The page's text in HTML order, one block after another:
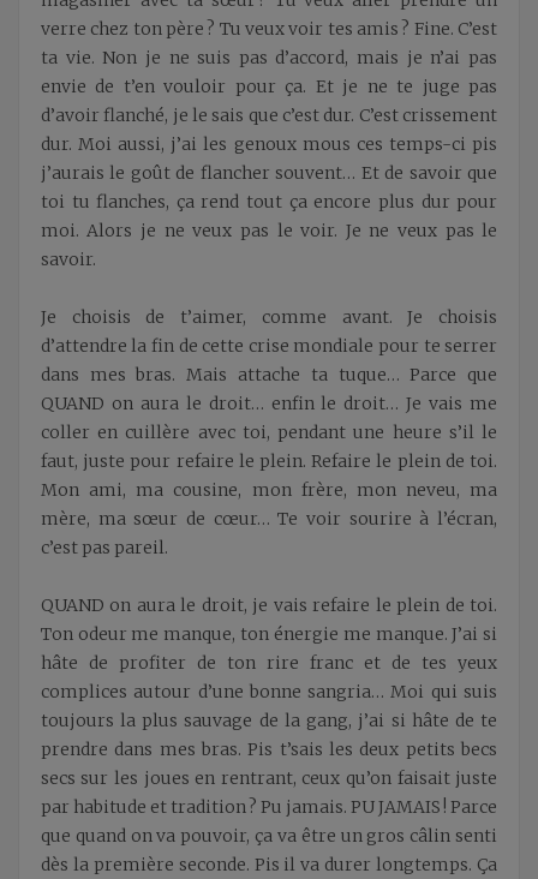
verre chez ton père ? Tu veux voir tes amis ? Fine. C’est
ta vie. Non je ne suis pas d’accord, mais je n’ai pas
envie de t’en vouloir pour ça. Et je ne te juge pas
d’avoir flanché, je le sais que c’est dur. C’est crissement
dur. Moi aussi, j’ai les genoux mous ces temps-ci pis
j’aurais le goût de flancher souvent… Et de savoir que
toi tu flanches, ça rend tout ça encore plus dur pour
moi. Alors je ne veux pas le voir. Je ne veux pas le
savoir.
Je choisis de t’aimer, comme avant. Je choisis
d’attendre la fin de cette crise mondiale pour te serrer
dans mes bras. Mais attache ta tuque… Parce que
QUAND on aura le droit… enfin le droit… Je vais me
coller en cuillère avec toi, pendant une heure s’il le
faut, juste pour refaire le plein. Refaire le plein de toi.
Mon ami, ma cousine, mon frère, mon neveu, ma
mère, ma sœur de cœur… Te voir sourire à l’écran,
c’est pas pareil.
QUAND on aura le droit, je vais refaire le plein de toi.
Ton odeur me manque, ton énergie me manque. J’ai si
hâte de profiter de ton rire franc et de tes yeux
complices autour d’une bonne sangria… Moi qui suis
toujours la plus sauvage de la gang, j’ai si hâte de te
prendre dans mes bras. Pis t’sais les deux petits becs
secs sur les joues en rentrant, ceux qu’on faisait juste
par habitude et tradition ? Pu jamais. PU JAMAIS ! Parce
que quand on va pouvoir, ça va être un gros câlin senti
dès la première seconde. Pis il va durer longtemps. Ça